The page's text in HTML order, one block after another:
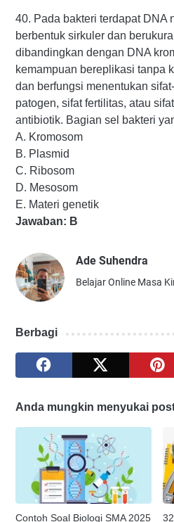
40. Pada bakteri terdapat DNA
berbentuk sirkuler dan
dibandingkan dengan DNA
kemampuan bereplikasi tanpa
dan berfungsi menentukan
patogen, sifat fertilitas, atau
antibiotik. Bagian sel bakteri
A. Kromosom
B. Plasmid
C. Ribosom
D. Mesosom
E. Materi genetik
Jawaban: B
Ade Suhendra
Belajar Online Masa
Berbagi
Anda mungkin menyukai
Contoh Soal Biologi SMA 2025